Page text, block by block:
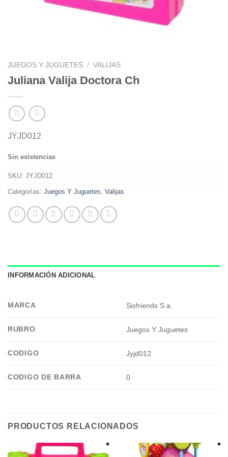
JUEGOS Y JUGUETES / VALIJAS
Juliana Valija Doctora Ch
JYJD012
Sin existencias
SKU: JYJD012
Categorías: Juegos Y Juguetes, Valijas
INFORMACIÓN ADICIONAL
MARCA Sisfriends S.a.
RUBRO Juegos Y Juguetes
CODIGO Jyjd012
CODIGO DE BARRA 0
PRODUCTOS RELACIONADOS